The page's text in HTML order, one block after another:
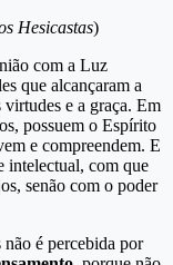
Hesicastas)
com a Luz
que alcançaram a
e a graça. Em
possuem o Espírito
e compreendem. E
intelectual, com que
senão com o poder
não é percebida por